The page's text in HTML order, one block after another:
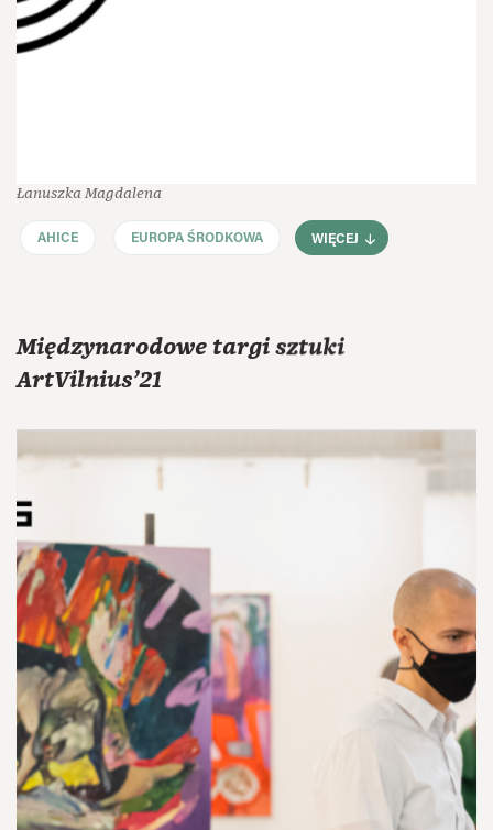
Łanuszka Magdalena
AHICE EUROPA ŚRODKOWA WIĘCEJ
Międzynarodowe targi sztuki
ArtVilnius’21